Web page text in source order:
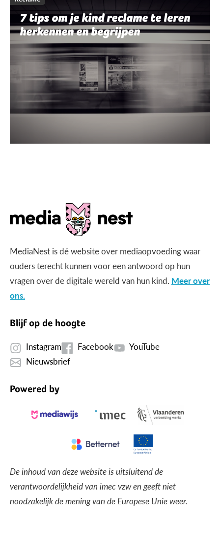
7 tips om je kind reclame te leren
herkennen en begrijpen
MediaNest is dé website over mediaopvoeding waar
ouders terecht kunnen voor een antwoord op hun
vragen over de digitale wereld van hun kind. Meer over
ons.
Blijf op de hoogte
Instagram Facebook
YouTube
Nieuwsbrief
Powered by
De inhoud van deze website is uitsluitend de
verantwoordelijkheid van imec vzw en geeft niet
noodzakelijk de mening van de Europese Unie weer.